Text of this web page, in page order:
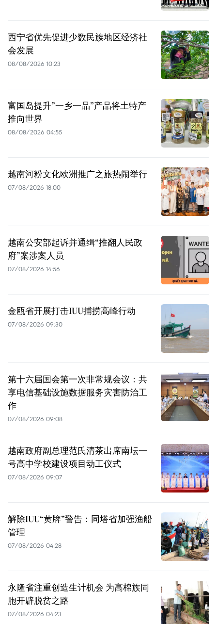
西宁省优先促进少数民族地区经济社
会发展
08/08/2026 10:23
富国岛提升”一乡一品”产品将土特产
推向世界
08/08/2026 04:55
越南河粉文化欧洲推广之旅热闹举行
07/08/2026 18:00
越南公安部起诉并通缉“推翻人民政
府”案涉案人员
07/08/2026 14:56
金瓯省开展打击IUU捕捞高峰行动
07/08/2026 09:30
第十六届国会第一次非常规会议：共
享电信基础设施数据服务灾害防治工
作
07/08/2026 09:08
越南政府副总理范氏清茶出席南坛一
号高中学校建设项目动工仪式
07/08/2026 09:07
解除IUU“黄牌”警告：同塔省加强渔船
管理
07/08/2026 04:28
永隆省注重创造生计机会 为高棉族同
胞开辟脱贫之路
07/08/2026 04:23